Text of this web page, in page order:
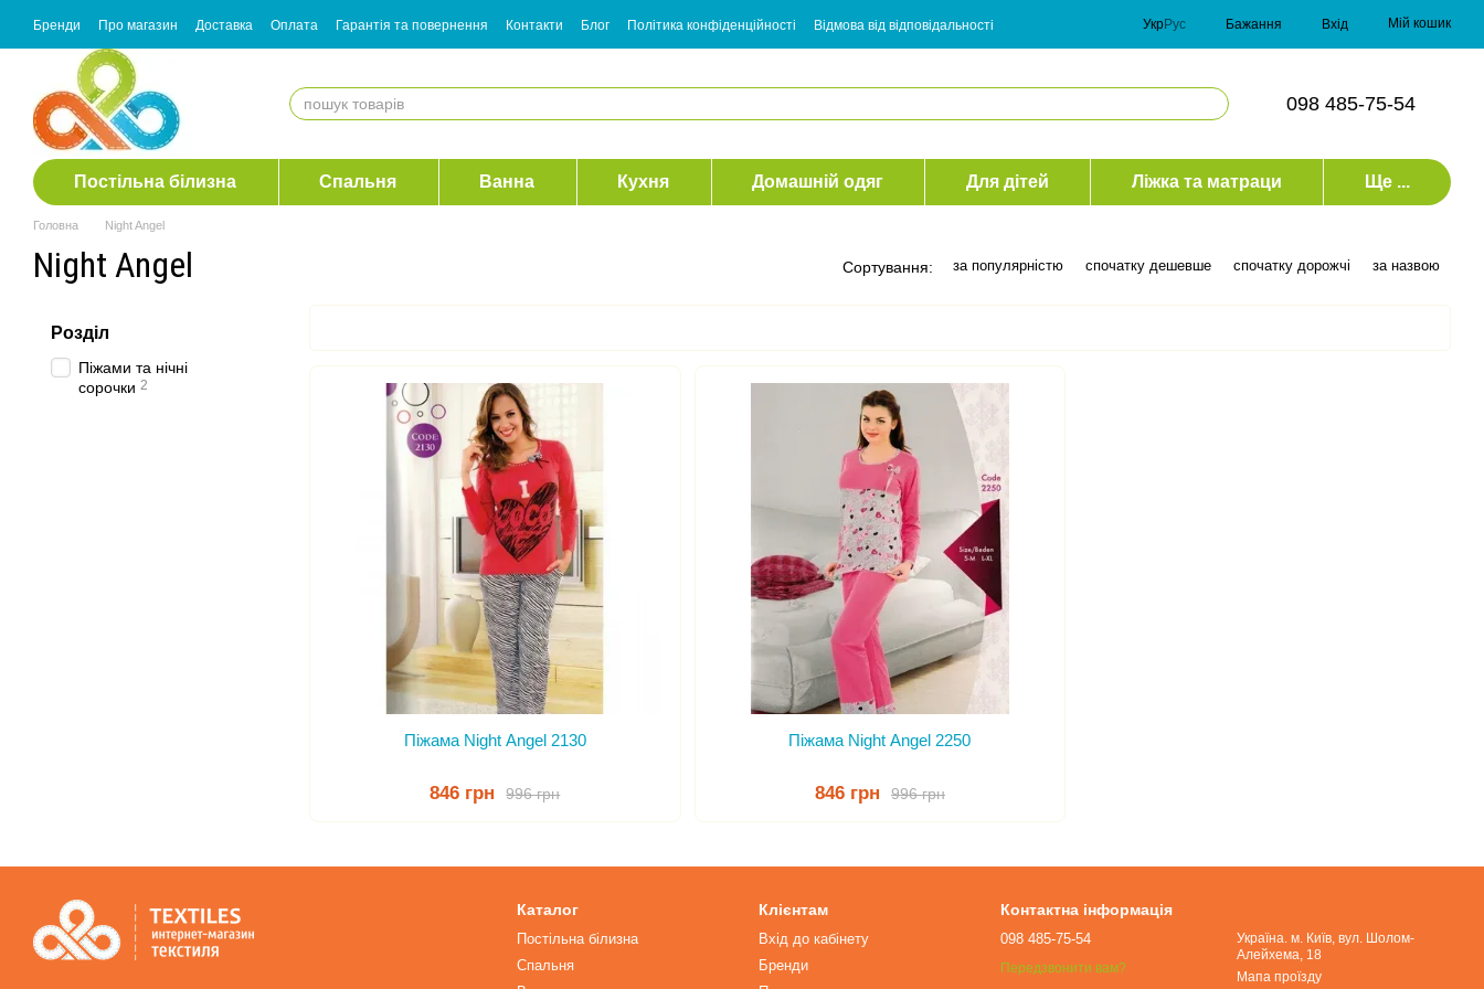
Перейти до основного контенту
Бренди Про магазин Доставка Оплата Гарантія та повернення Контакти Блог Політика конфіденційності
Відмова від відповідальності
Згода з розсилкою
УкрРус Бажання Вхід Мій кошик
098 485-75-54
Постільна білизна Спальня Ванна Кухня Домашній одяг Для дітей Ліжка та матраци Ще ...
Головна Night Angel
Night Angel Сортування: за популярністю спочатку дешевше спочатку дорожчі за назвою
Піжама Night Angel 2130
996 грн
846 грн
Піжама Night Angel 2250
996 грн
846 грн
Розділ
Піжами та нічні
сорочки 2
Каталог
Постільна білизна
Спальня
Клієнтам
Вхід до кабінету
Бренди
Контактна інформація
098 485-75-54
Передзвонити вам?
Україна. м. Київ, вул. Шолом-
Алейхема, 18
Мапа проїзду